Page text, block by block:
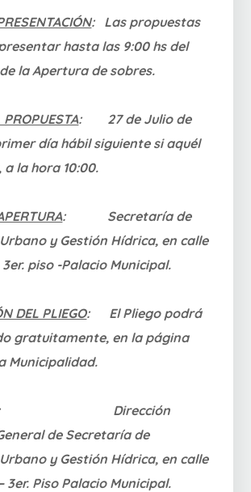
:Las propuestas
hasta las 9:00 hs del
la Apertura de sobres.
:27 de Julio de
día hábil siguiente si aquél
a la hora 10:00.
:Secretaría de
y Gestión Hídrica, en calle
piso -Palacio Municipal.
DEL PLIEGO:El Pliego podrá
gratuitamente, en la página
Municipalidad.
Dirección
de Secretaría de
y Gestión Hídrica, en calle
3er. Piso Palacio Municipal.